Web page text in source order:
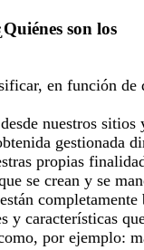
son los
en función de
nuestros sitios
gestionada
propias
se crean y se
completamente
y características
por ejemplo: